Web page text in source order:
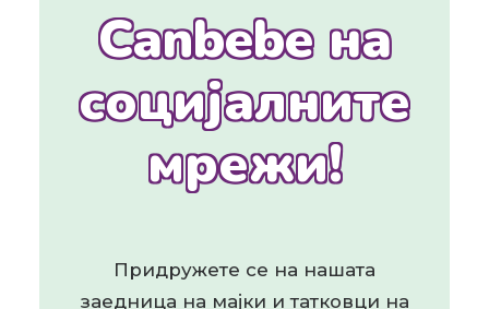
Canbebe на
социјалните
мрежи!
Придружете се на нашата
заедница на мајки и татковци на